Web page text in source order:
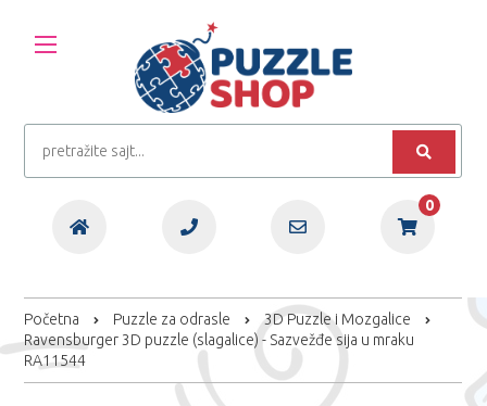
0
Početna Puzzle za odrasle
3D Puzzle i Mozgalice
Ravensburger 3D puzzle (slagalice) - Sazvežđe sija u mraku
RA11544